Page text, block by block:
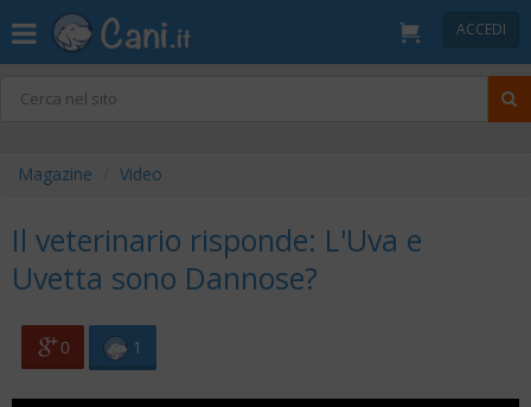
ACCEDI
Magazine Video
Il veterinario risponde: L'Uva e
Uvetta sono Dannose?
0 1